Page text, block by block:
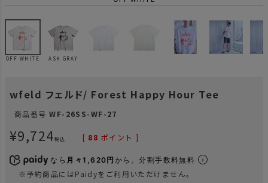
OFF WHITE ASH GRAY
wfeld フェルド/ Forest Happy Hour Tee
商品番号 WF-26SS-WF-27
¥9,724税込 [ 88 ポイント ]
なら 月々1,620円 から。分割手数料無料
※予約商品にはPaidyをご利用いただけません。